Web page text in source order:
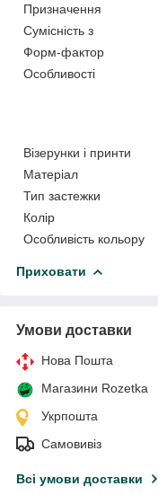
Призначення
Сумісність з
Форм-фактор
Особливості
Візерунки і принти
Матеріал
Тип застежки
Колір
Особливість кольору
Приховати
Умови доставки
Нова Пошта
Магазини Rozetka
Укрпошта
Самовивіз
Всі умови доставки